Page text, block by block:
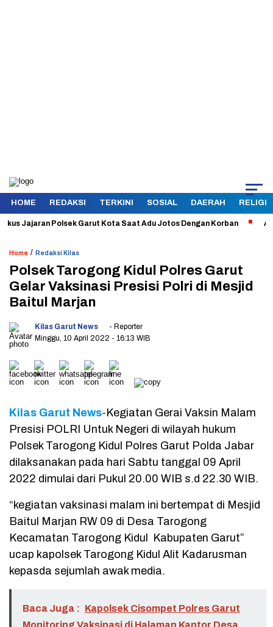
HOME REDAKSI TERKINI SOSIAL DAERAH RELIGI
Polsek Garut Kota Saat Adu Jotos Dengan Korban Aman
Home / Redaksi Kilas
Polsek Tarogong Kidul Polres Garut
Gelar Vaksinasi Presisi Polri di Mesjid
Baitul Marjan
Kilas Garut News
- Reporter
Minggu, 10 April 2022 - 16:13 WIB
Kilas Garut News- Kegiatan Gerai Vaksin Malam
Presisi POLRI Untuk Negeri di wilayah hukum
Polsek Tarogong Kidul Polres Garut Polda Jabar
dilaksanakan pada hari Sabtu tanggal 09 April
2022 dimulai dari Pukul 20.00 WIB s.d 22.30 WIB.
“kegiatan vaksinasi malam ini bertempat di Mesjid
Baitul Marjan RW 09 di Desa Tarogong
Kecamatan Tarogong Kidul Kabupaten Garut”
ucap kapolsek Tarogong Kidul Alit Kadarusman
kepasda sejumlah awak media.
Baca Juga : Kapolsek Cisompet Polres Garut
Monitoring Vaksinasi di Halaman Kantor Desa